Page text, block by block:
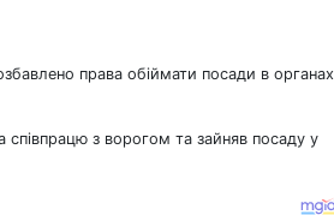
права обіймати посади в органах
з ворогом та зайняв посаду у